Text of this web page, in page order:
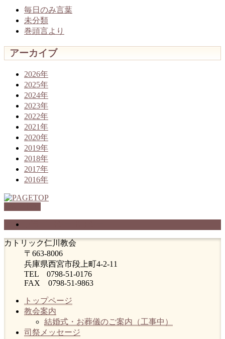
毎日のみ言葉
未分類
巻頭言より
アーカイブ
2026年
2025年
2024年
2023年
2022年
2021年
2020年
2019年
2018年
2017年
2016年
カトリック仁川教会
〒663-8006
兵庫県西宮市段上町4-2-11
TEL 0798-51-0176
FAX 0798-51-9863
トップページ
教会案内
結婚式・お葬儀のご案内（工事中）
司祭メッセージ